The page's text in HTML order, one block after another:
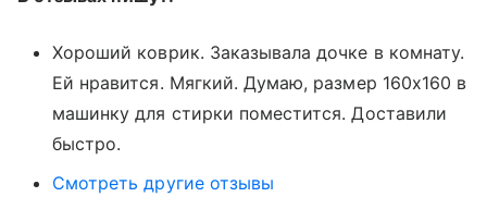
Хороший коврик. Заказывала дочке в комнату.
Ей нравится. Мягкий. Думаю, размер 160x160 в
машинку для стирки поместится. Доставили
быстро.
Смотреть другие отзывы